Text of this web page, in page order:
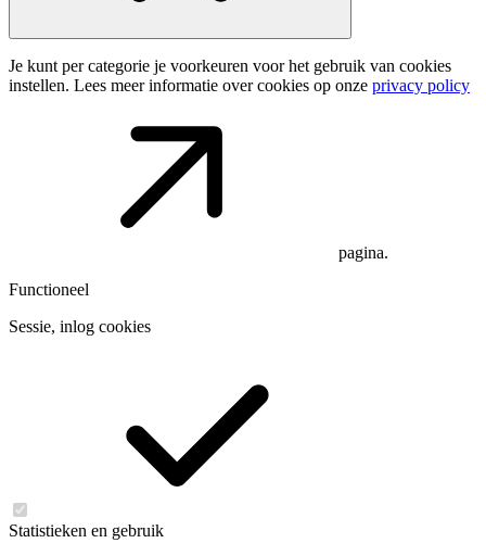
Je kunt per categorie je voorkeuren voor het gebruik van cookies
instellen. Lees meer informatie over cookies op onze privacy policy
pagina.
Functioneel
Sessie, inlog cookies
Statistieken en gebruik